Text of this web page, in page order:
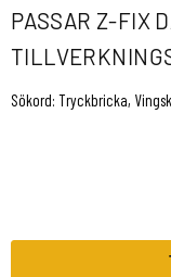
PASSAR Z-FIX
Sökord: Tryckbricka,